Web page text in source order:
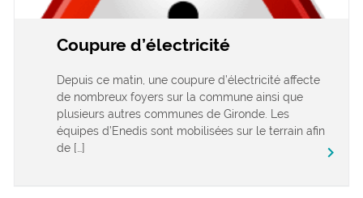
Coupure d’électricité
Depuis ce matin, une coupure d’électricité affecte
de nombreux foyers sur la commune ainsi que
plusieurs autres communes de Gironde. Les
équipes d’Enedis sont mobilisées sur le terrain afin
de […]
keyboard_arrow_right